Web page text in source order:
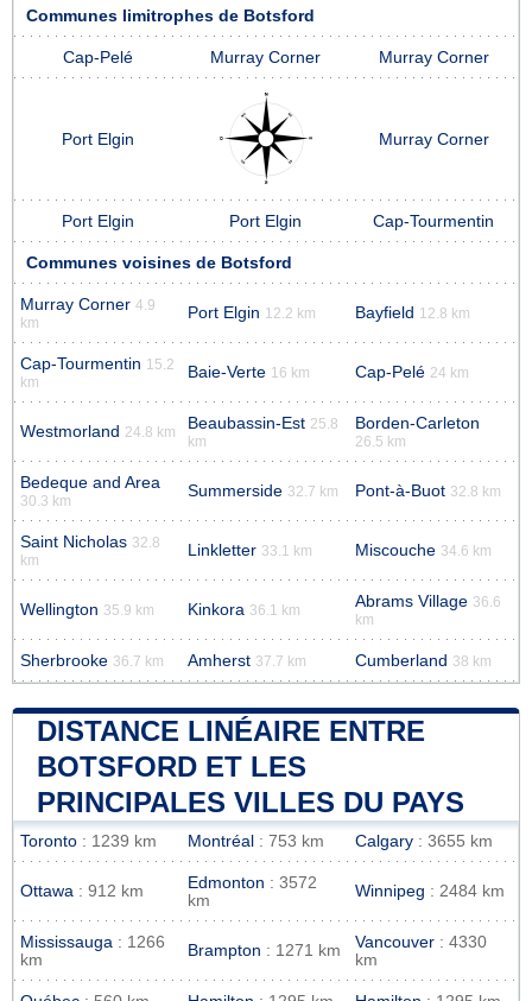
Communes limitrophes de Botsford
Cap-Pelé Murray Corner Murray Corner
Port Elgin Murray Corner
Port Elgin Port Elgin Cap-Tourmentin
Communes voisines de Botsford
Murray Corner 4.9
km
Port Elgin 12.2 km Bayfield 12.8 km
Cap-Tourmentin 15.2
km
Baie-Verte 16 km Cap-Pelé 24 km
Westmorland 24.8 km Beaubassin-Est 25.8
km
Borden-Carleton
26.5 km
Bedeque and Area
30.3 km
Summerside 32.7 km Pont-à-Buot 32.8 km
Saint Nicholas 32.8
km
Linkletter 33.1 km Miscouche 34.6 km
Wellington 35.9 km Kinkora 36.1 km Abrams Village 36.6
km
Sherbrooke 36.7 km Amherst 37.7 km Cumberland 38 km
DISTANCE LINÉAIRE ENTRE
BOTSFORD ET LES
PRINCIPALES VILLES DU PAYS
Toronto : 1239 km Montréal : 753 km Calgary : 3655 km
Ottawa : 912 km Edmonton : 3572
km
Winnipeg : 2484 km
Mississauga : 1266
km
Brampton : 1271 km Vancouver : 4330
km